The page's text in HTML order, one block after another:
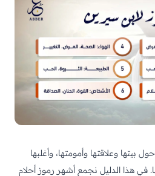
بيتها وعلاقتها وأمومتها، وأغلبها
في هذا الدليل نجمع أشهر رموز أحلام